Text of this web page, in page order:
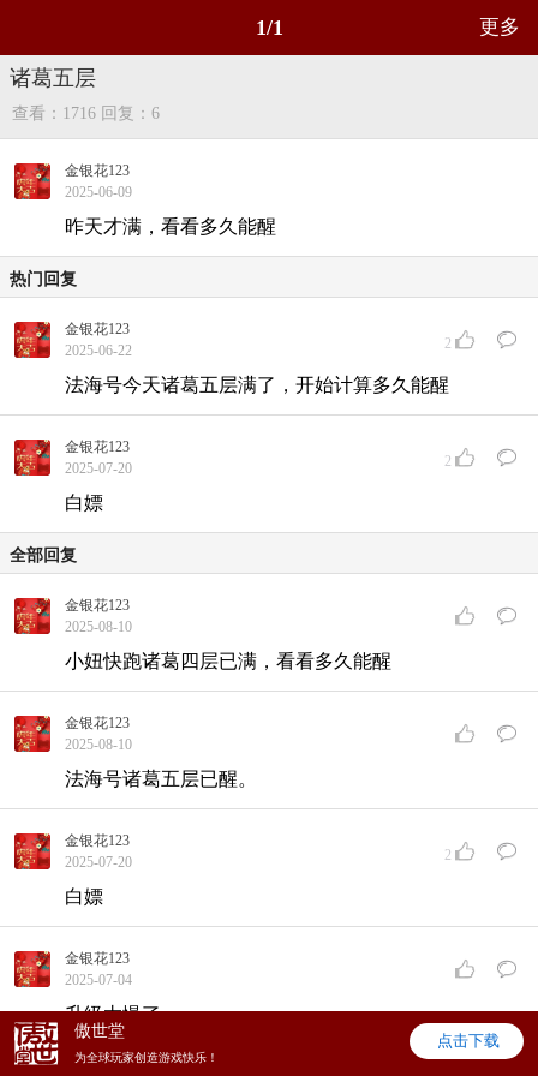
1/1 更多
诸葛五层
查看：1716 回复：6
金银花123
2025-06-09
昨天才满，看看多久能醒
热门回复
金银花123
2
2025-06-22
法海号今天诸葛五层满了，开始计算多久能醒
金银花123
2
2025-07-20
白嫖
全部回复
金银花123
2025-08-10
小妞快跑诸葛四层已满，看看多久能醒
金银花123
2025-08-10
法海号诸葛五层已醒。
金银花123
2
2025-07-20
白嫖
金银花123
2025-07-04
升级太慢了
傲世堂
为全球玩家创造游戏快乐！
点击下载